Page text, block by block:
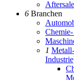
6 Branchen
1